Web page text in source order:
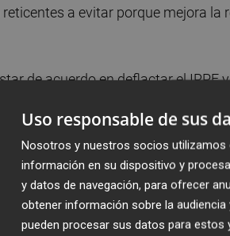
a evitar porque mejora la
de acuerdo en deflactar el IRPF
tiene dinero para ello?", se
Uso responsable de sus
Nosotros y nuestros socios utilizamos
información en su dispositivo y
y datos de navegación, para ofrecer
obtener información sobre la
pueden procesar sus datos para